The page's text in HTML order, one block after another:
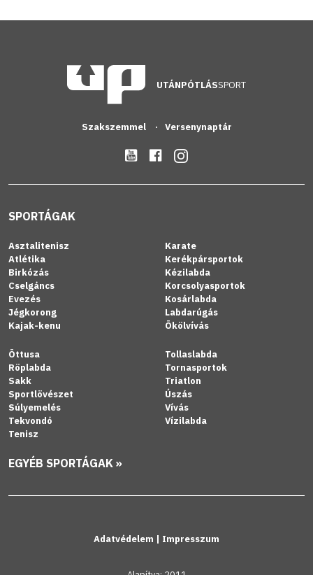
UTÁNPÓTLÁSSPORT
Szakszemmel Versenynaptár
SPORTÁGAK
Asztalitenisz
Atlétika
Birkózás
Cselgáncs
Evezés
Jégkorong
Kajak-kenu
Karate
Kerékpársportok
Kézilabda
Korcsolyasportok
Kosárlabda
Labdarúgás
Ökölvívás
Öttusa
Röplabda
Sakk
Sportlövészet
Súlyemelés
Tekvondó
Tenisz
Tollaslabda
Tornasportok
Triatlon
Úszás
Vívás
Vízilabda
EGYÉB SPORTÁGAK »
Adatvédelem | Impresszum